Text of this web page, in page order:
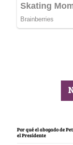
Por qué el abogado de
el Presidente